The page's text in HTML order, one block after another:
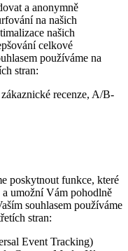
a anonymně
na našich
našich
celkové
používáme na
stran:
recenze, A/B-
poskytnout funkce, které
umožní Vám pohodlně
souhlasem používáme
stran:
Event Tracking)